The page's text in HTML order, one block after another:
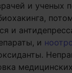
и ученых
и
и